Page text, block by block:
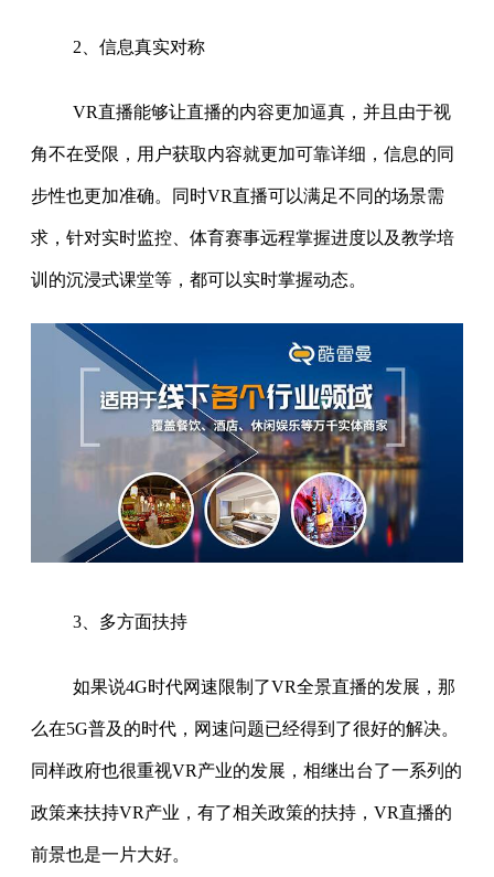
2、信息真实对称
VR直播能够让直播的内容更加逼真，并且由于视
角不在受限，用户获取内容就更加可靠详细，信息的同
步性也更加准确。同时VR直播可以满足不同的场景需
求，针对实时监控、体育赛事远程掌握进度以及教学培
训的沉浸式课堂等，都可以实时掌握动态。
3、多方面扶持
如果说4G时代网速限制了VR全景直播的发展，那
么在5G普及的时代，网速问题已经得到了很好的解决。
同样政府也很重视VR产业的发展，相继出台了一系列的
政策来扶持VR产业，有了相关政策的扶持，VR直播的
前景也是一片大好。